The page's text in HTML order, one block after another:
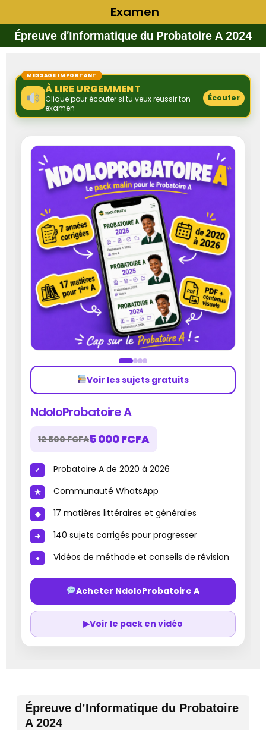
Examen
Épreuve d’Informatique du Probatoire A 2024
MESSAGE IMPORTANT
À LIRE URGEMMENT
Clique pour écouter si tu veux reussir ton
examen
Écouter
Voir les sujets gratuits
NdoloProbatoire A
12 500 FCFA5 000 FCFA
Probatoire A de 2020 à 2026
Communauté WhatsApp
17 matières littéraires et générales
140 sujets corrigés pour progresser
Vidéos de méthode et conseils de révision
Acheter NdoloProbatoire A
▶Voir le pack en vidéo
Épreuve d’Informatique du Probatoire
A 2024